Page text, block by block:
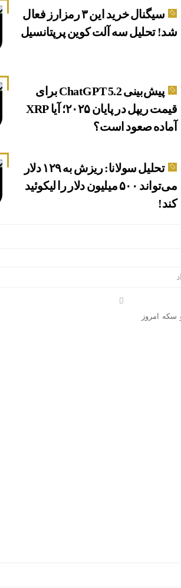
سیگنال خرید این ۳ رمزارز فعال
شد! تحلیل سه آلت کوین پرپتانسیل
پیش‌بینی ChatGPT 5.2 برای
قیمت ریپل در پایان ۲۰۲۵؛ آیا XRP
آماده صعود است؟
تحلیل سولانا: ریزش به ۱۲۹ دلار
می‌تواند ۵۰۰ میلیون دلار را لیکوئید
کند!
سکه امروز